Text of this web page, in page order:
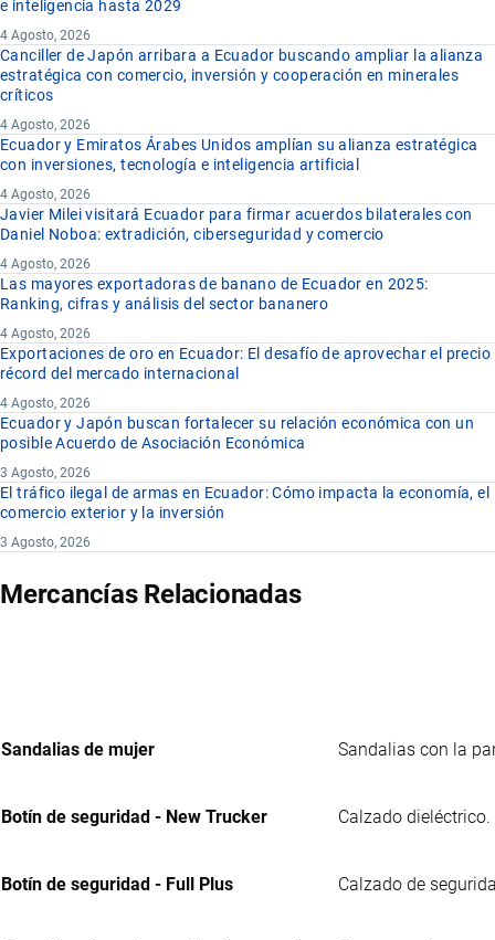
e inteligencia hasta 2029
4 Agosto, 2026
Canciller de Japón arribara a Ecuador buscando ampliar la alianza
estratégica con comercio, inversión y cooperación en minerales
críticos
4 Agosto, 2026
Ecuador y Emiratos Árabes Unidos amplían su alianza estratégica
con inversiones, tecnología e inteligencia artificial
4 Agosto, 2026
Javier Milei visitará Ecuador para firmar acuerdos bilaterales con
Daniel Noboa: extradición, ciberseguridad y comercio
4 Agosto, 2026
Las mayores exportadoras de banano de Ecuador en 2025:
Ranking, cifras y análisis del sector bananero
4 Agosto, 2026
Exportaciones de oro en Ecuador: El desafío de aprovechar el precio
récord del mercado internacional
4 Agosto, 2026
Ecuador y Japón buscan fortalecer su relación económica con un
posible Acuerdo de Asociación Económica
3 Agosto, 2026
El tráfico ilegal de armas en Ecuador: Cómo impacta la economía, el
comercio exterior y la inversión
3 Agosto, 2026
Mercancías Relacionadas
Sandalias de mujer Sandalias con la
Botín de seguridad - New Trucker Calzado dieléctrico.
Botín de seguridad - Full Plus Calzado de